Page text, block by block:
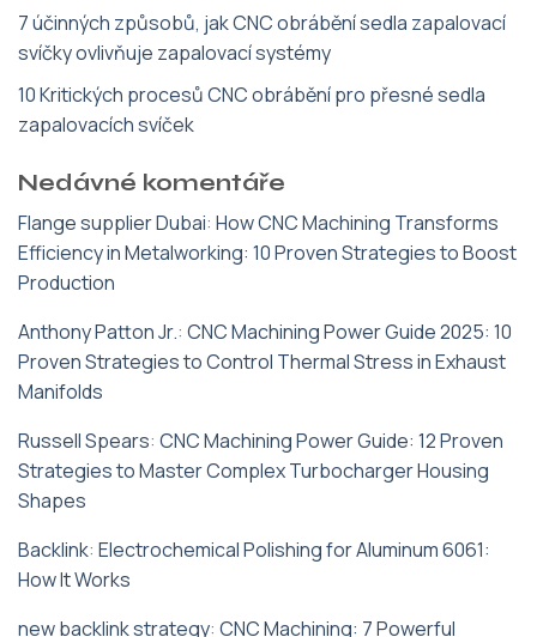
7 účinných způsobů, jak CNC obrábění sedla zapalovací
svíčky ovlivňuje zapalovací systémy
10 Kritických procesů CNC obrábění pro přesné sedla
zapalovacích svíček
Nedávné komentáře
Flange supplier Dubai: How CNC Machining Transforms
Efficiency in Metalworking: 10 Proven Strategies to Boost
Production
Anthony Patton Jr.: CNC Machining Power Guide 2025: 10
Proven Strategies to Control Thermal Stress in Exhaust
Manifolds
Russell Spears: CNC Machining Power Guide: 12 Proven
Strategies to Master Complex Turbocharger Housing
Shapes
Backlink: Electrochemical Polishing for Aluminum 6061:
How It Works
new backlink strategy: CNC Machining: 7 Powerful